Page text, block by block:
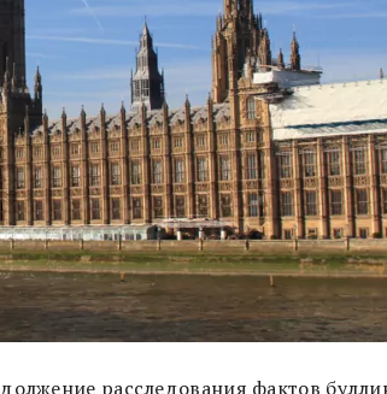
расследования фактов